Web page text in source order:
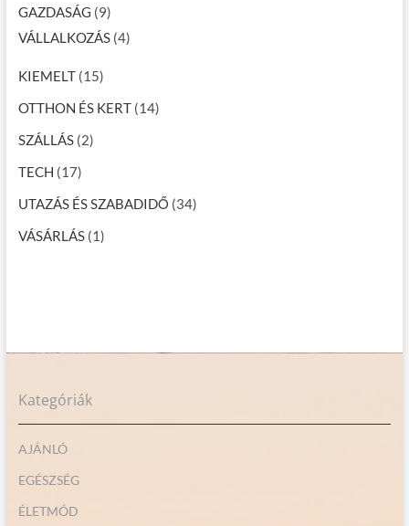
GAZDASÁG (9)
VÁLLALKOZÁS(4)
KIEMELT(15)
OTTHON ÉS KERT(14)
SZÁLLÁS(2)
TECH (17)
UTAZÁS ÉS SZABADIDŐ (34)
VÁSÁRLÁS(1)
Kategóriák
AJÁNLÓ
EGÉSZSÉG
ÉLETMÓD